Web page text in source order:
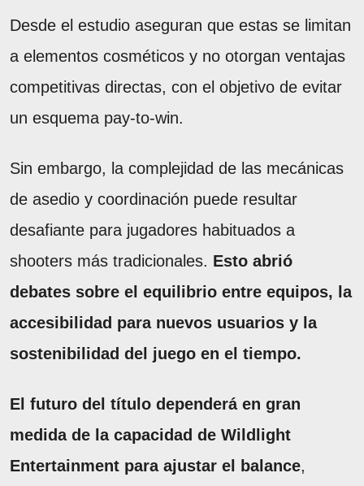
Desde el estudio aseguran que estas se limitan
a elementos cosméticos y no otorgan ventajas
competitivas directas, con el objetivo de evitar
un esquema pay-to-win.
Sin embargo, la complejidad de las mecánicas
de asedio y coordinación puede resultar
desafiante para jugadores habituados a
shooters más tradicionales. Esto abrió
debates sobre el equilibrio entre equipos, la
accesibilidad para nuevos usuarios y la
sostenibilidad del juego en el tiempo.
El futuro del título dependerá en gran
medida de la capacidad de Wildlight
Entertainment para ajustar el balance,